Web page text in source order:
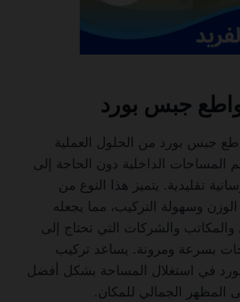
جبس بورد
جبس بورد من الحلول العملية
المساحات الداخلية دون الحاجة إلى
تقليدية. يتميز هذا النوع من
الوزن وسهولة التركيب، مما يجعله
والمكاتب والشركات التي تحتاج إلى
بسرعة ومرونة. يساعد تركيب
في استغلال المساحة بشكل أفضل
المظهر الجمالي للمكان.